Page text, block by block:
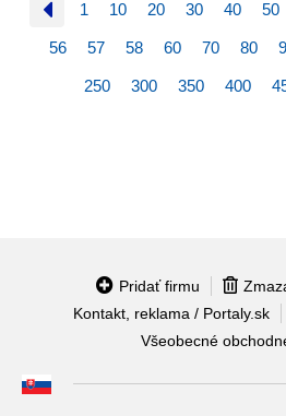
1 10 20 30 40 50
56 57 58 60 70 80
250 300 350 400
Pridať firmu
Kontakt, reklama / Portaly.sk
Všeobecné